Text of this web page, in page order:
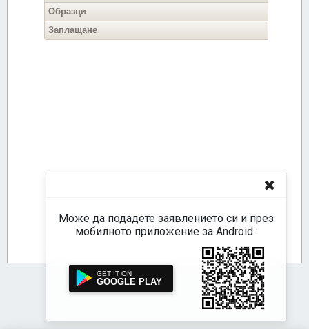
Може да подадете заявлението си и през
мобилното приложение за Android :
GOOGLE PLAY